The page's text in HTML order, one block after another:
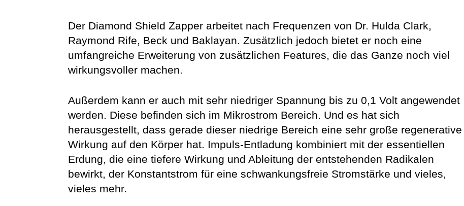
Der Diamond Shield Zapper arbeitet nach Frequenzen von Dr. Hulda Clark,
Raymond Rife, Beck und Baklayan. Zusätzlich jedoch bietet er noch eine
umfangreiche Erweiterung von zusätzlichen Features, die das Ganze noch viel
wirkungsvoller machen.
Außerdem kann er auch mit sehr niedriger Spannung bis zu 0,1 Volt angewendet
werden. Diese befinden sich im Mikrostrom Bereich. Und es hat sich
herausgestellt, dass gerade dieser niedrige Bereich eine sehr große regenerative
Wirkung auf den Körper hat. Impuls-Entladung kombiniert mit der essentiellen
Erdung, die eine tiefere Wirkung und Ableitung der entstehenden Radikalen
bewirkt, der Konstantstrom für eine schwankungsfreie Stromstärke und vieles,
vieles mehr.